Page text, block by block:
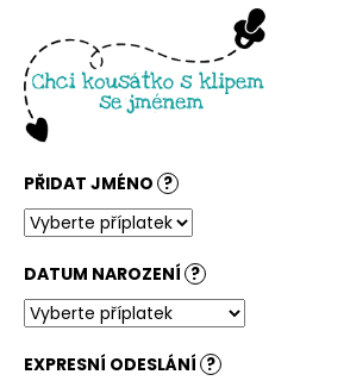
PŘIDAT JMÉNO ?
DATUM NAROZENÍ ?
EXPRESNÍ ODESLÁNÍ ?